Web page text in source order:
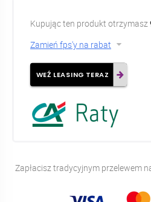
Kupując ten produkt otrzymasz
Zamień fps'y na rabat
WEŹ LEASING TERAZ
Zapłacisz tradycyjnym przelewem